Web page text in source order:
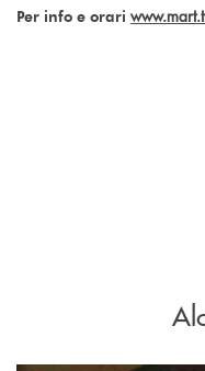
Per info e orari